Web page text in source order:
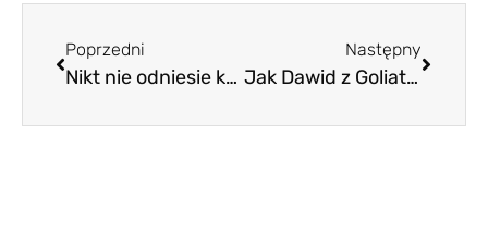
Poprzedni
Nikt nie odniesie kompletu zwycięstw, każdy spróbuje ograniczyć straty
Następny
Jak Dawid z Goliatem